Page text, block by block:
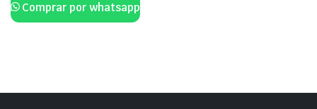
Comprar por whatsapp